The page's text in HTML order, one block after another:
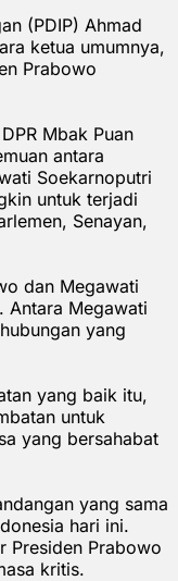
(PDIP) Ahmad
ketua umumnya,
Prabowo
Mbak Puan
antara
Soekarnoputri
untuk terjadi
Senayan,
dan Megawati
Antara Megawati
yang
yang baik itu,
untuk
yang bersahabat
yang sama
hari ini.
Presiden Prabowo
kritis.